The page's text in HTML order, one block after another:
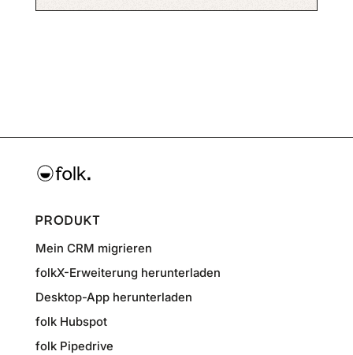
PRODUKT
Mein CRM migrieren
folkX-Erweiterung herunterladen
Desktop-App herunterladen
folk Hubspot
folk Pipedrive